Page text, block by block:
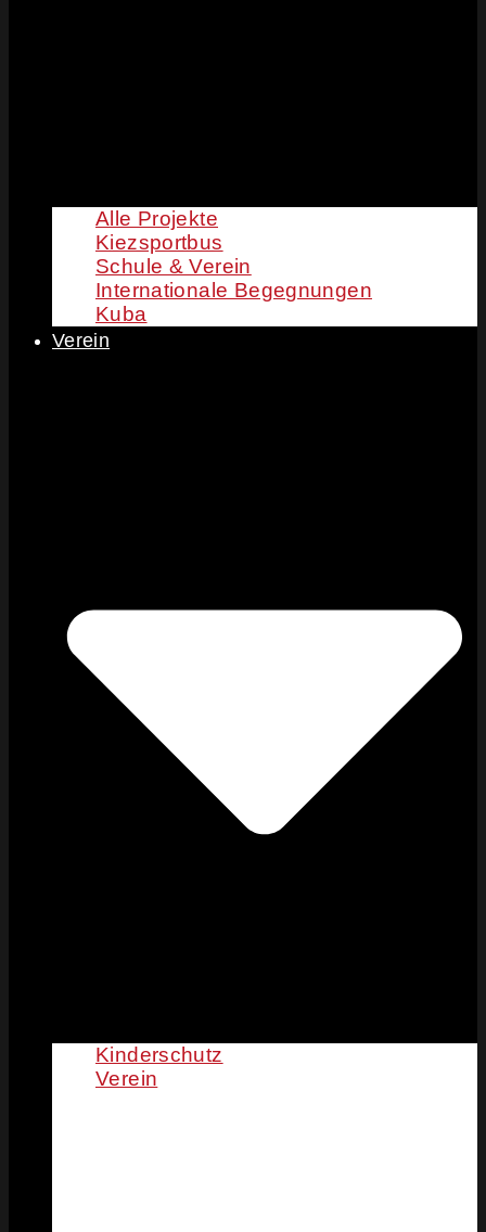
Alle Projekte
Kiezsportbus
Schule & Verein
Internationale Begegnungen
Kuba
Verein
Kinderschutz
Verein